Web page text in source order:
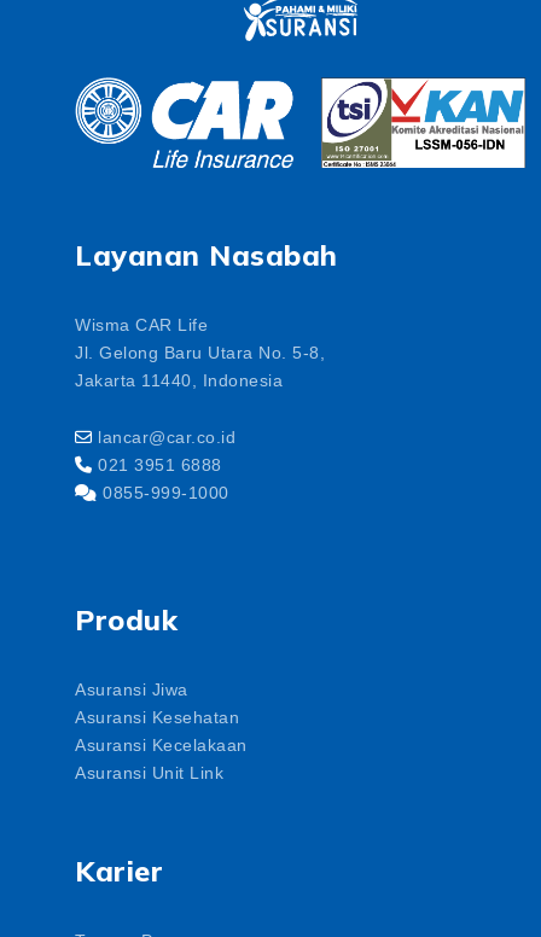
Layanan Nasabah
Wisma CAR Life
Jl. Gelong Baru Utara No. 5-8,
Jakarta 11440, Indonesia
lancar@car.co.id
021 3951 6888
0855-999-1000
Produk
Asuransi Jiwa
Asuransi Kesehatan
Asuransi Kecelakaan
Asuransi Unit Link
Karier